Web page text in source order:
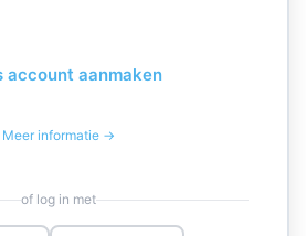
account aanmaken
Meer informatie →
of log in met